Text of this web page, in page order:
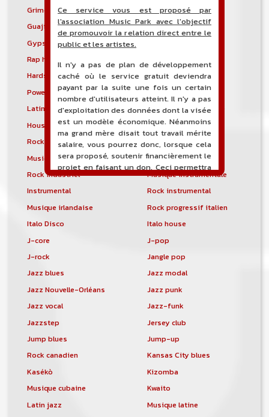
Grime
Groove metal
Guajira
Guaracha
Gypsy punk
Rap hardcore
Industrial hardcore
Hardstep
Hardstyle
Power noise
Heavenly voices
Latin metal
Musique hindoustanie
House progressive
Tropical house
Rock indépendant
Indietronica
Musique industrielle
Metal industriel
Rock industriel
Musique instrumentale
Instrumental
Rock instrumental
Musique irlandaise
Rock progressif italien
Italo Disco
Italo house
J-core
J-pop
J-rock
Jangle pop
Jazz blues
Jazz modal
Jazz Nouvelle-Orléans
Jazz punk
Jazz vocal
Jazz-funk
Jazzstep
Jersey club
Jump blues
Jump-up
Rock canadien
Kansas City blues
Kasékò
Kizomba
Musique cubaine
Kwaito
Latin jazz
Musique latine
Ce service vous est proposé par
l'association Music Park avec l'objectif
de promouvoir la relation direct entre le
public et les artistes.
Il n'y a pas de plan de développement
caché où le service gratuit deviendra
payant par la suite une fois un certain
nombre d'utilisateurs atteint. Il n'y a pas
d'exploitation des données dont la visée
est un modèle économique. Néanmoins
ma grand mère disait tout travail mérite
salaire, vous pourrez donc, lorsque cela
sera proposé, soutenir financièrement le
projet en faisant un don. Ceci permettra
de financer l'hébergement, le nom de
domaine, les heures de maintenance et
une campagne de communication. Il va
de soit que l'ensemble de la
comptabilité sera totalement publique
visible directement sur le site.
Un nouveau service de petites annonces
pour musicien vous est proposé sur le
site. Ce service permet, lorsque vous
êtes musiciens ou un groupe, un
musicen(s) ou un groupe, un orchestre,
un DJ, etc...